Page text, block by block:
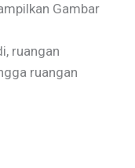
Gambar
ruangan
ruangan